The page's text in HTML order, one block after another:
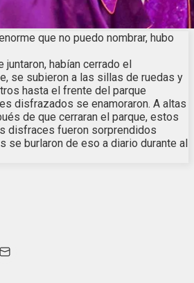
que no puedo nombrar, hubo
habían cerrado el
se subieron a las sillas de ruedas y
hasta el frente del parque
disfrazados se enamoraron. A altas
de que cerraran el parque, estos
disfraces fueron sorprendidos
se burlaron de eso a diario durante al